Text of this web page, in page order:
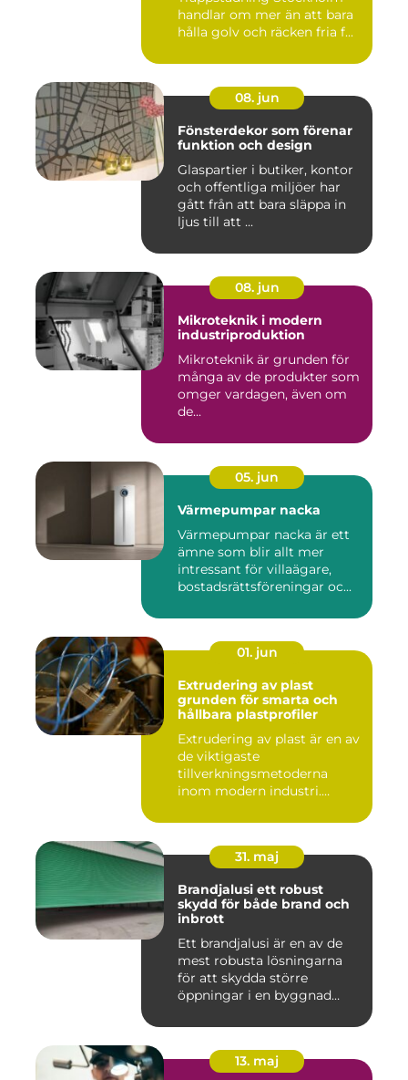
handlar om mer än att bara
hålla golv och räcken fria f...
08. jun
Fönsterdekor som förenar
funktion och design
Glaspartier i butiker, kontor
och offentliga miljöer har
gått från att bara släppa in
ljus till att ...
08. jun
Mikroteknik i modern
industriproduktion
Mikroteknik är grunden för
många av de produkter som
omger vardagen, även om
de...
05. jun
Värmepumpar nacka
Värmepumpar nacka är ett
ämne som blir allt mer
intressant för villaägare,
bostadsrättsföreningar oc...
01. jun
Extrudering av plast
grunden för smarta och
hållbara plastprofiler
Extrudering av plast är en av
de viktigaste
tillverkningsmetoderna
inom modern industri.
31. maj
Brandjalusi ett robust
skydd för både brand och
inbrott
Ett brandjalusi är en av de
mest robusta lösningarna
för att skydda större
öppningar i en byggnad
13. maj